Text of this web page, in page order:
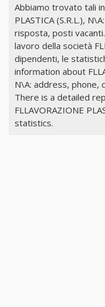
Abbiamo trovato tali
PLASTICA (S.R.L.),
risposta, posti
lavoro della società
dipendenti, le
information about
N\A: address, phone,
There is a detailed
FLLAVORAZIONE
statistics.